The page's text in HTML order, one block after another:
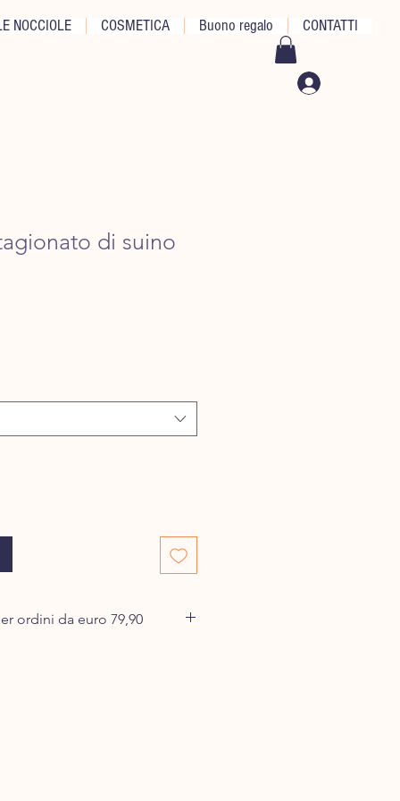
NOCCIOLE COSMETICA Buono regalo CONTATTI
di suino
ordini da euro 79,90
spese di spedizione.